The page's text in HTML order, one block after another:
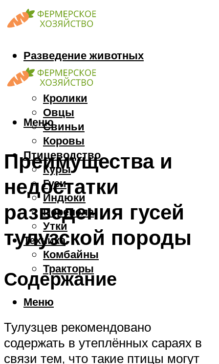
Разведение животных
Козы
Кони
Кролики
Овцы
Свиньи
Коровы
Птицеводство
Куры
Гуси
Индюки
Перепела
Утки
Техника
Комбайны
Тракторы
Меню
Меню
Преимущества и
недостатки
разведения гусей
тулузской породы
Содержание
Тулузцев рекомендовано
содержать в утеплённых сараях в
связи тем, что такие птицы могут